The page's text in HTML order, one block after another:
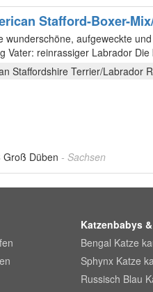
Stafford-Boxer-
aufgeweckte und gesunde Mischlinge .
Staffordshire Terrier/Labrador
Groß Düben - Sachsen
Katzenbabys
Bengal Katze
Sphynx Katze
Russisch Blau